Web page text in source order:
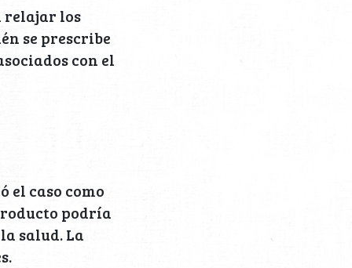
relajar los
se prescribe
con el
el caso como
podría
salud. La